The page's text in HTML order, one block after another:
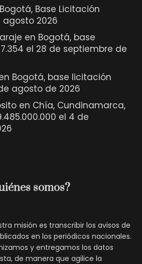
Base Licitación
agosto 2026
en Bogotá, base
el 28 de septiembre de
Bogotá, base licitación
de agosto de 2026
en Chía, Cundinamarca,
el 4 de
somos?
misión es transcribir los avisos de
en los periódicos nacionales.
y entregamos los datos
de manera que agilice la